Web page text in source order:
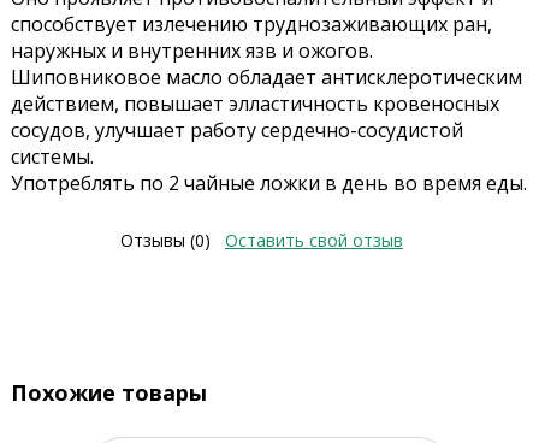
способствует излечению труднозаживающих ран,
наружных и внутренних язв и ожогов.
Шиповниковое масло обладает антисклеротическим
действием, повышает элластичность кровеносных
сосудов, улучшает работу сердечно-сосудистой
системы.
Употреблять по 2 чайные ложки в день во время еды.
Отзывы (0) Оставить свой отзыв
Похожие товары